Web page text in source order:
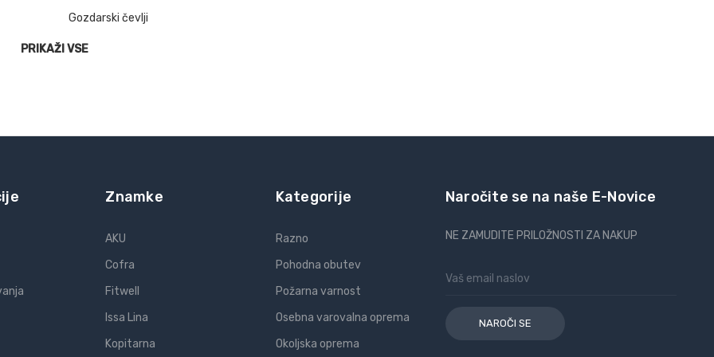
Gozdarski čevlji
PRIKAŽI VSE
Znamke
AKU
Cofra
Fitwell
Issa Lina
Kopitarna
Kategorije
Razno
Pohodna obutev
Požarna varnost
Osebna varovalna oprema
Okoljska oprema
Naročite se na naše E-Novice
NE ZAMUDITE PRILOŽNOSTI ZA NAKUP
Email